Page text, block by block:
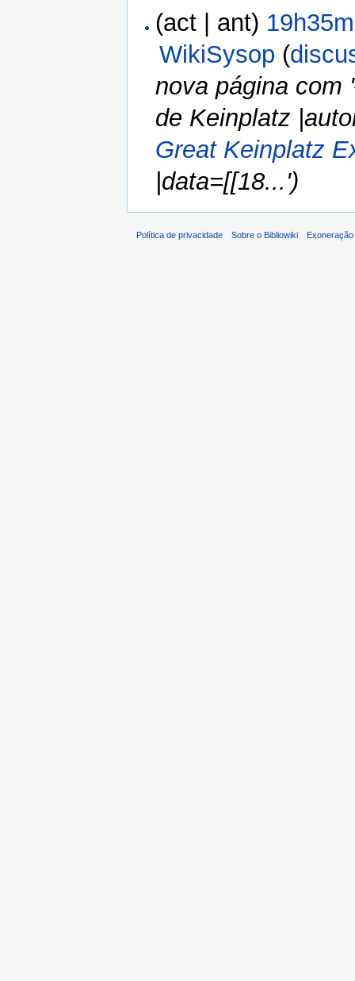
(act | ant)
WikiSysop (
nova página com
de Keinplatz
Great Keinplatz
|data=[[18...')
Política de privacidade Sobre o Bibliowiki